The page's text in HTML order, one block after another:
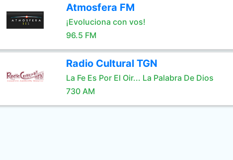
Atmosfera FM
¡Evoluciona con vos!
96.5 FM
Radio Cultural TGN
La Fe Es Por El Oir... La Palabra De Dios
730 AM